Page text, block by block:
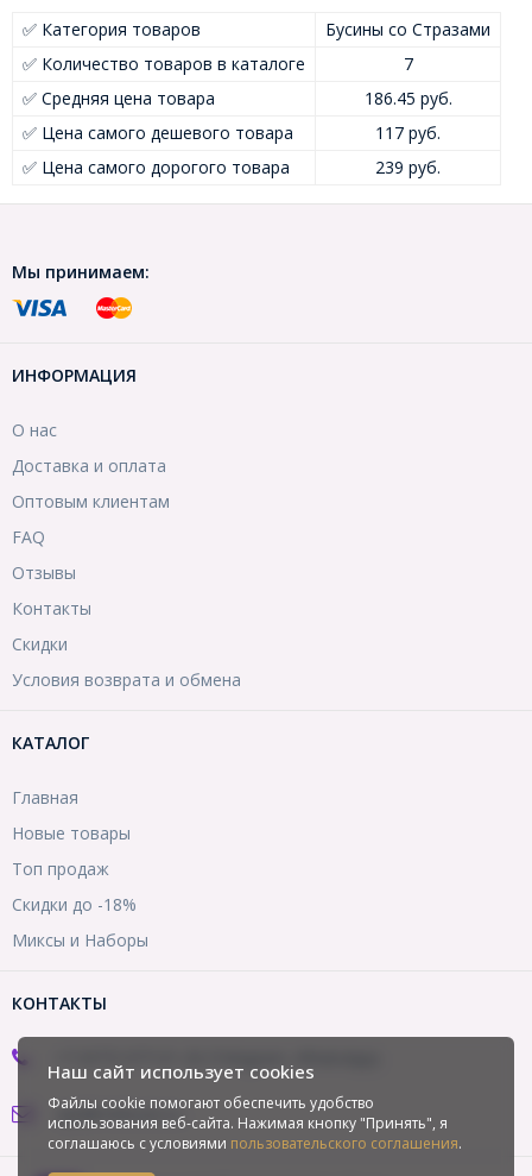
✅ Категория товаров
Бусины со Стразами
✅ Количество товаров в каталоге
7
✅ Средняя цена товара
186.45 руб.
✅ Цена самого дешевого товара
117 руб.
✅ Цена самого дорогого товара
239 руб.
Мы принимаем:
ИНФОРМАЦИЯ
О нас
Доставка и оплата
Оптовым клиентам
FAQ
Отзывы
Контакты
Скидки
Условия возврата и обмена
КАТАЛОГ
Главная
Новые товары
Топ продаж
Скидки до -18%
Миксы и Наборы
КОНТАКТЫ
opt@mirbusin.ru
Наш сайт использует cookies
Файлы cookie помогают обеспечить удобство
использования веб-сайта. Нажимая кнопку "Принять", я
соглашаюсь с условиями пользовательского соглашения.